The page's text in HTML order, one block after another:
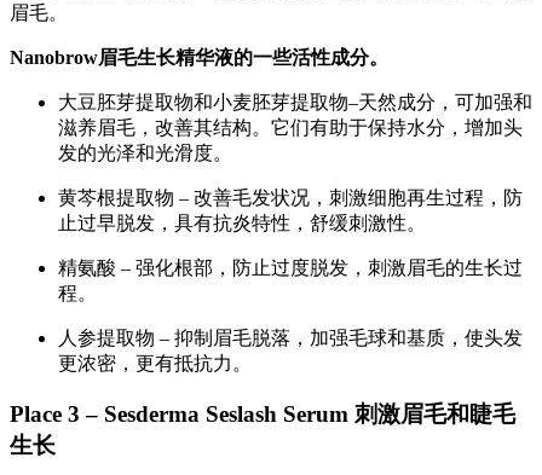
眉毛。
Nanobrow眉毛生长精华液的一些活性成分。
大豆胚芽提取物和小麦胚芽提取物–天然成分，可加强和
滋养眉毛，改善其结构。它们有助于保持水分，增加头
发的光泽和光滑度。
黄芩根提取物 – 改善毛发状况，刺激细胞再生过程，防
止过早脱发，具有抗炎特性，舒缓刺激性。
精氨酸 – 强化根部，防止过度脱发，刺激眉毛的生长过
程。
人参提取物 – 抑制眉毛脱落，加强毛球和基质，使头发
更浓密，更有抵抗力。
Place 3 – Sesderma Seslash Serum 刺激眉毛和睫毛
生长